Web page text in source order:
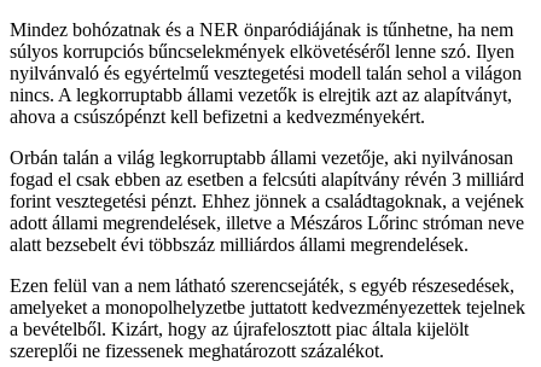
Mindez bohózatnak és a NER önparódiájának is tűnhetne, ha nem
súlyos korrupciós bűncselekmények elkövetéséről lenne szó. Ilyen
nyilvánvaló és egyértelmű vesztegetési modell talán sehol a világon
nincs. A legkorruptabb állami vezetők is elrejtik azt az alapítványt,
ahova a csúszópénzt kell befizetni a kedvezményekért.
Orbán talán a világ legkorruptabb állami vezetője, aki nyilvánosan
fogad el csak ebben az esetben a felcsúti alapítvány révén 3 milliárd
forint vesztegetési pénzt. Ehhez jönnek a családtagoknak, a vejének
adott állami megrendelések, illetve a Mészáros Lőrinc stróman neve
alatt bezsebelt évi többszáz milliárdos állami megrendelések.
Ezen felül van a nem látható szerencsejáték, s egyéb részesedések,
amelyeket a monopolhelyzetbe juttatott kedvezményezettek tejelnek
a bevételből. Kizárt, hogy az újrafelosztott piac általa kijelölt
szereplői ne fizessenek meghatározott százalékot.